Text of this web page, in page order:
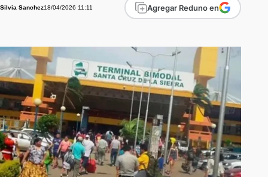
Silvia Sanchez18/04/2026 11:11 Agregar Reduno en